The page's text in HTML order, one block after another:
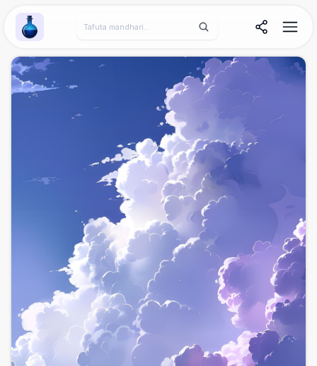
Wallpaper Alchemy